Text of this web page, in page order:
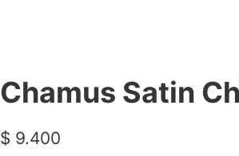
Chamus Satin
$ 9.400